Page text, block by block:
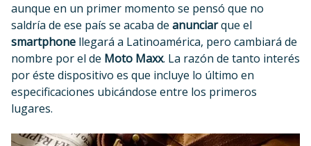
aunque en un primer momento se pensó que no
saldría de ese país se acaba de anunciarque el
smartphone llegará a Latinoamérica, pero cambiará de
nombre por el de Moto Maxx. La razón de tanto interés
por éste dispositivo es que incluye lo último en
especificaciones ubicándose entre los primeros
lugares.